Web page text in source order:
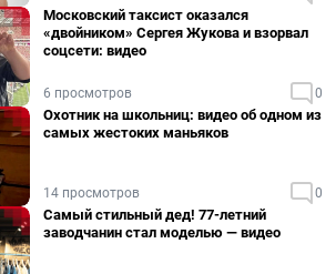
Московский таксист оказался
«двойником» Сергея Жукова и взорвал
соцсети: видео
6 просмотров 0
Охотник на школьниц: видео об одном из
самых жестоких маньяков
14 просмотров 0
Самый стильный дед! 77-летний
заводчанин стал моделью — видео